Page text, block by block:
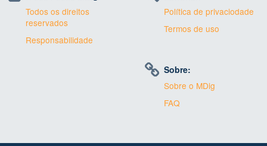
Todos os direitos
reservados
Responsabilidade
Política de privaciodade
Termos de uso
Sobre:
Sobre o MDig
FAQ